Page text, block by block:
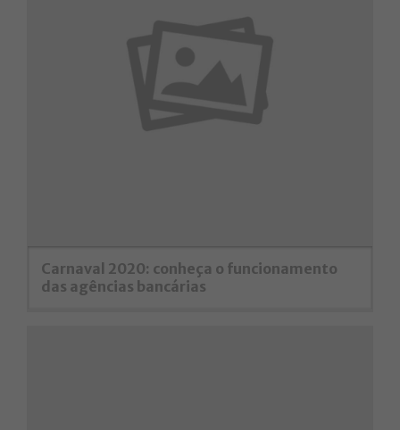
Carnaval 2020: conheça o funcionamento
das agências bancárias